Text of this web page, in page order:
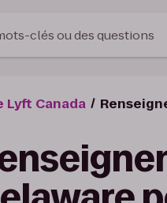
clés ou des questions
Lyft Canada